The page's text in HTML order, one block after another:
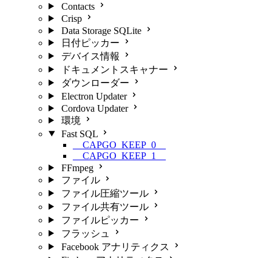
Contacts
Crisp
Data Storage SQLite
日付ピッカー
デバイス情報
ドキュメントスキャナー
ダウンローダー
Electron Updater
Cordova Updater
環境
Fast SQL
__CAPGO_KEEP_0__
__CAPGO_KEEP_1__
FFmpeg
ファイル
ファイル圧縮ツール
ファイル共有ツール
ファイルピッカー
フラッシュ
Facebook アナリティクス